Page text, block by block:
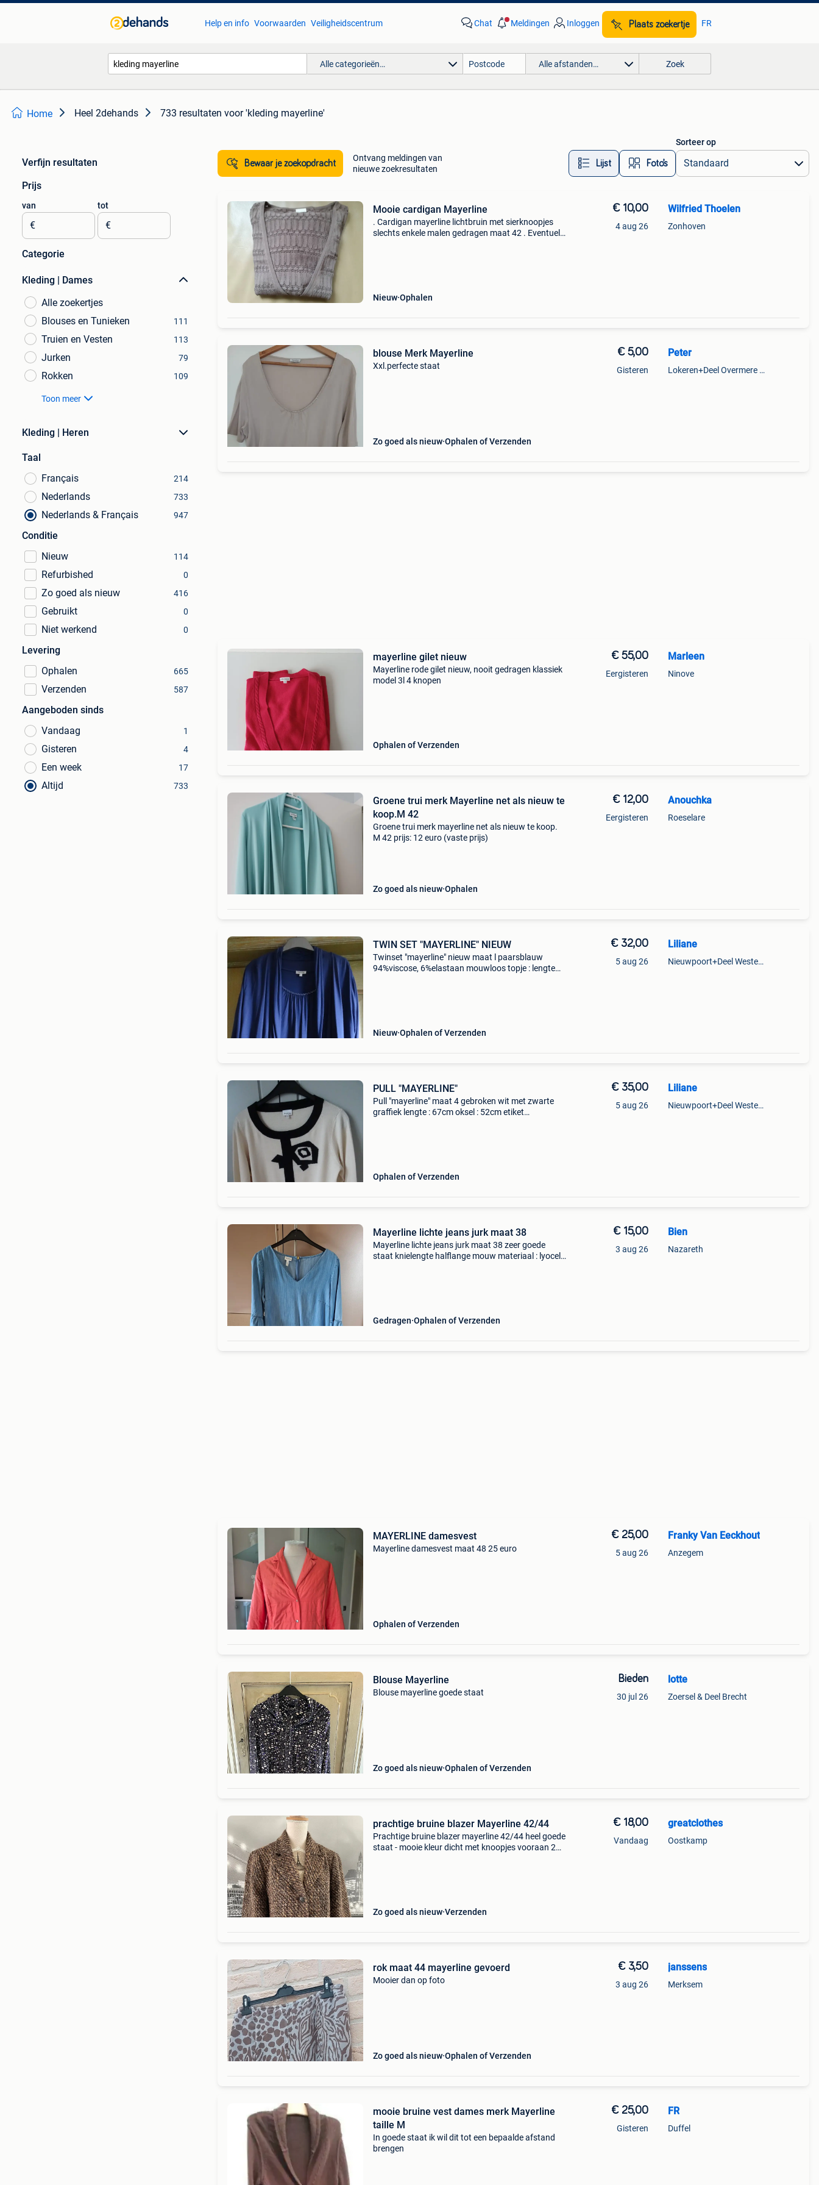
Help en info Voorwaarden Veiligheidscentrum Chat Meldingen Inloggen Plaats zoekertje FR
Alle categorieën… Alle afstanden… Zoek
Home Heel 2dehands 733 resultaten voor 'kleding mayerline'
Verfijn resultaten
Prijs
van
€
tot
€
Categorie
Kleding | Dames
Alle zoekertjes
Blouses en Tunieken
111
Truien en Vesten 113
Jurken 79
Rokken 109
Toon meer
Kleding | Heren
Taal
Français
214
Nederlands 733
Nederlands & Français 947
Conditie
Nieuw
114
Refurbished 0
Zo goed als nieuw 416
Gebruikt 0
Niet werkend 0
Levering
Ophalen
665
Verzenden 587
Aangeboden sinds
Vandaag
1
Gisteren 4
Een week 17
Altijd 733
Bewaar je zoekopdracht
Ontvang meldingen van
nieuwe zoekresultaten
Lijst Foto’s
Sorteer op
Mooie cardigan Mayerline
. Cardigan mayerline lichtbruin met sierknoopjes
slechts enkele malen gedragen maat 42 . Eventuele
Nieuw Ophalen
€ 10,00
4 aug 26
Wilfried Thoelen
Zonhoven
blouse Merk Mayerline
Xxl.perfecte staat
Zo goed als nieuw Ophalen of Verzenden
€ 5,00
Gisteren
Peter
Lokeren+Deel Overmere En Zele
mayerline gilet nieuw
Mayerline rode gilet nieuw, nooit gedragen klassiek
model 3l 4 knopen
Ophalen of Verzenden
€ 55,00
Eergisteren
Marleen
Ninove
Groene trui merk Mayerline net als nieuw te
koop.M 42
Groene trui merk mayerline net als nieuw te koop.
M 42 prijs: 12 euro (vaste prijs)
Zo goed als nieuw Ophalen
€ 12,00
Eergisteren
Anouchka
Roeselare
TWIN SET "MAYERLINE" NIEUW
Twinset "mayerline" nieuw maat l paarsblauw
94%viscose, 6%elastaan mouwloos topje : lengte
Nieuw Ophalen of Verzenden
€ 32,00
5 aug 26
Liliane
Nieuwpoort+Deel Westende
PULL "MAYERLINE"
Pull "mayerline" maat 4 gebroken wit met zwarte
graffiek lengte : 67cm oksel : 52cm etiket
Ophalen of Verzenden
€ 35,00
5 aug 26
Liliane
Nieuwpoort+Deel Westende
Mayerline lichte jeans jurk maat 38
Mayerline lichte jeans jurk maat 38 zeer goede
staat knielengte halflange mouw materiaal : lyocell
Gedragen Ophalen of Verzenden
€ 15,00
3 aug 26
Bien
Nazareth
MAYERLINE damesvest
Mayerline damesvest maat 48 25 euro
Ophalen of Verzenden
€ 25,00
5 aug 26
Franky Van Eeckhout
Anzegem
Blouse Mayerline
Blouse mayerline goede staat
Zo goed als nieuw Ophalen of Verzenden
Bieden
30 jul 26
lotte
Zoersel & Deel Brecht
prachtige bruine blazer Mayerline 42/44
Prachtige bruine blazer mayerline 42/44 heel goede
staat - mooie kleur dicht met knoopjes vooraan 2
Zo goed als nieuw Verzenden
€ 18,00
Vandaag
greatclothes
Oostkamp
rok maat 44 mayerline gevoerd
Mooier dan op foto
Zo goed als nieuw Ophalen of Verzenden
€ 3,50
3 aug 26
janssens
Merksem
mooie bruine vest dames merk Mayerline
taille M
In goede staat ik wil dit tot een bepaalde afstand
brengen
€ 25,00
Gisteren
FR
Duffel